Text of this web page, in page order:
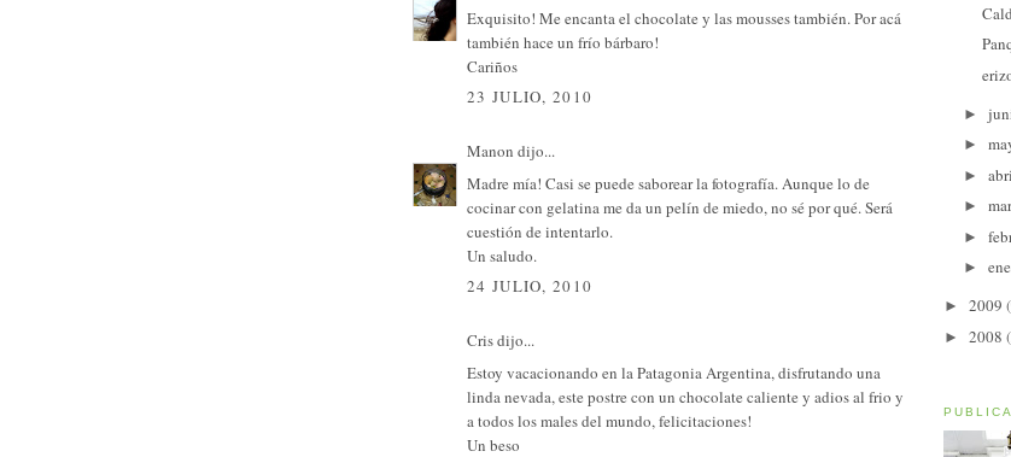
Exquisito! Me encanta el chocolate y las mousses también. Por acá
también hace un frío bárbaro!
Cariños
23 JULIO, 2010
Manon dijo...
Madre mía! Casi se puede saborear la fotografía. Aunque lo de
cocinar con gelatina me da un pelín de miedo, no sé por qué. Será
cuestión de intentarlo.
Un saludo.
24 JULIO, 2010
Crisdijo...
Estoy vacacionando en la Patagonia Argentina, disfrutando una
linda nevada, este postre con un chocolate caliente y adios al frio y
a todos los males del mundo, felicitaciones!
Un beso
►
►
►
►
►
►
► 2009
► 2008